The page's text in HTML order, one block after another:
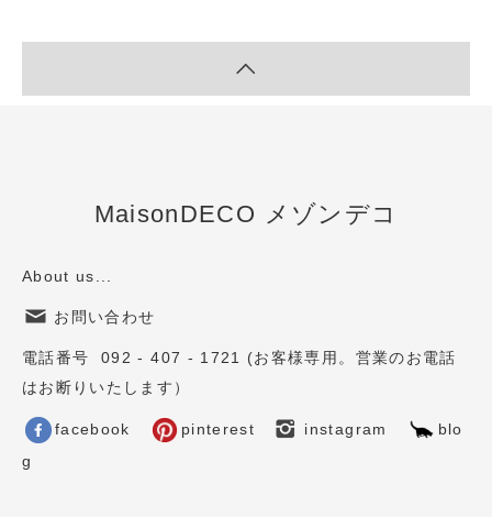
MaisonDECO メゾンデコ
About us...
お問い合わせ
電話番号 092 - 407 - 1721 (お客様専用。営業のお電話
はお断りいたします）
facebook pinterest instagram
blo
g